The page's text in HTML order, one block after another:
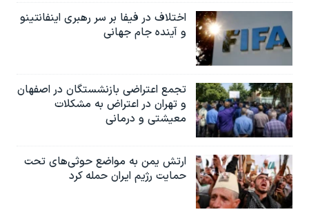
اختلاف در فیفا بر سر رهبری اینفانتینو
و آینده جام جهانی
تجمع اعتراضی بازنشستگان در اصفهان
و تهران در اعتراض به مشکلات
معیشتی و درمانی
ارتش یمن به مواضع حوثی‌های تحت
حمایت رژیم ایران حمله کرد